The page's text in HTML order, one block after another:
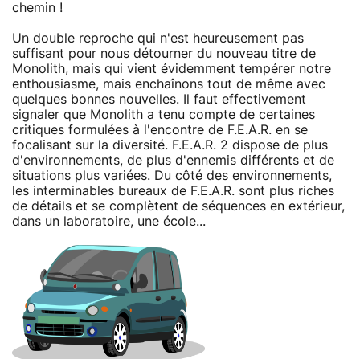
chemin !
Un double reproche qui n'est heureusement pas
suffisant pour nous détourner du nouveau titre de
Monolith, mais qui vient évidemment tempérer notre
enthousiasme, mais enchaînons tout de même avec
quelques bonnes nouvelles. Il faut effectivement
signaler que Monolith a tenu compte de certaines
critiques formulées à l'encontre de F.E.A.R. en se
focalisant sur la diversité. F.E.A.R. 2 dispose de plus
d'environnements, de plus d'ennemis différents et de
situations plus variées. Du côté des environnements,
les interminables bureaux de F.E.A.R. sont plus riches
de détails et se complètent de séquences en extérieur,
dans un laboratoire, une école...